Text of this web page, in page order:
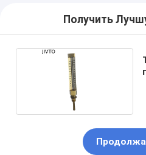
Получить